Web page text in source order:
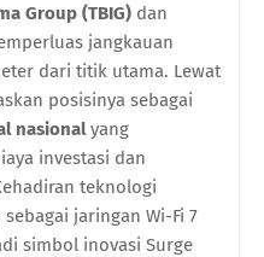
Group (TBIG) dan
jangkauan
dari titik utama. Lewat
posisinya sebagai
nasionalyang
investasi dan
teknologi
jaringan Wi-Fi 7
simbol inovasi Surge